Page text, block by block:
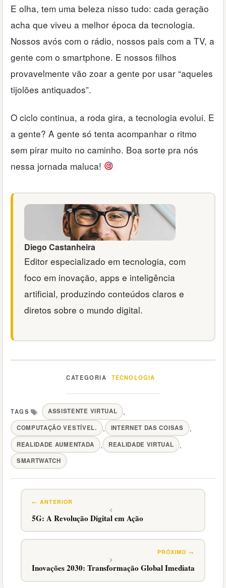
E olha, tem uma beleza nisso tudo: cada geração
acha que viveu a melhor época da tecnologia.
Nossos avós com o rádio, nossos pais com a TV, a
gente com o smartphone. E nossos filhos
provavelmente vão zoar a gente por usar “aqueles
tijolões antiquados”.
O ciclo continua, a roda gira, a tecnologia evolui. E
a gente? A gente só tenta acompanhar o ritmo
sem pirar muito no caminho. Boa sorte pra nós
nessa jornada maluca!
Diego Castanheira
Editor especializado em tecnologia, com
foco em inovação, apps e inteligência
artificial, produzindo conteúdos claros e
diretos sobre o mundo digital.
Categorias TECNOLOGIA
Tags
ASSISTENTE VIRTUAL ,
COMPUTAÇÃO VESTÍVEL. , INTERNET DAS COISAS ,
REALIDADE AUMENTADA , REALIDADE VIRTUAL ,
SMARTWATCH
5G: A Revolução Digital em Ação
Inovações 2030: Transformação Global Imediata